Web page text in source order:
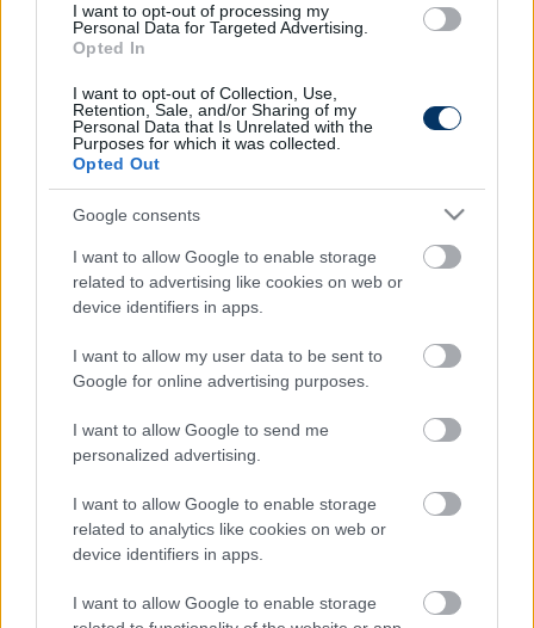
I want to opt-out of processing my
Personal Data for Targeted Advertising.
Opted In
I want to opt-out of Collection, Use,
Retention, Sale, and/or Sharing of my
Personal Data that Is Unrelated with the
Purposes for which it was collected.
Opted Out
Google consents
I want to allow Google to enable storage
related to advertising like cookies on web or
device identifiers in apps.
I want to allow my user data to be sent to
Google for online advertising purposes.
I want to allow Google to send me
personalized advertising.
I want to allow Google to enable storage
related to analytics like cookies on web or
device identifiers in apps.
I want to allow Google to enable storage
Itt állíthatod be, hogy a Csakfoci az elsők
között legyen a Google-találatokban
Tetszett a cikk? Megosztanád?
#TV-MŰSOR
Ford Ranger Ford Transit